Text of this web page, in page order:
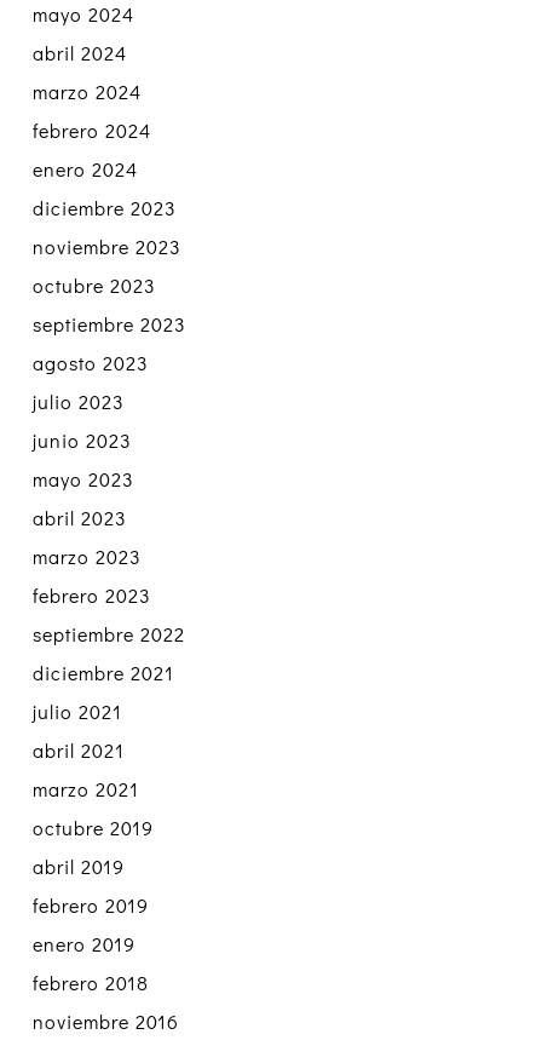
mayo 2024
abril 2024
marzo 2024
febrero 2024
enero 2024
diciembre 2023
noviembre 2023
octubre 2023
septiembre 2023
agosto 2023
julio 2023
junio 2023
mayo 2023
abril 2023
marzo 2023
febrero 2023
septiembre 2022
diciembre 2021
julio 2021
abril 2021
marzo 2021
octubre 2019
abril 2019
febrero 2019
enero 2019
febrero 2018
noviembre 2016